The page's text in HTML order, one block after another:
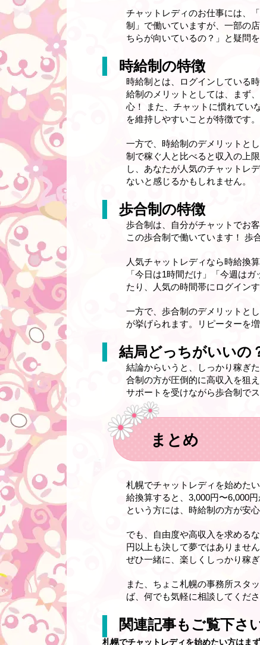
チャットレディのお仕事には、
制」で働いていますが、一部の
ちらが向いているの？」と疑問
時給制の特徴
時給制とは、ログインしている
給制のメリットとしては、まず
心！ また、チャットに慣れてい
を維持しやすいことが特徴です。
一方で、時給制のデメリットと
制で稼ぐ人と比べると収入の上
し、あなたが人気のチャットレ
ないと感じるかもしれません。
歩合制の特徴
歩合制は、自分がチャットでお
この歩合制で働いています！ 歩
人気チャットレディなら時給換
「今日は1時間だけ」「今週は
たり、人気の時間帯にログイン
一方で、歩合制のデメリットと
が挙げられます。リピーターを
結局どっちがいいの
結論からいうと、しっかり稼ぎ
合制の方が圧倒的に高収入を狙
サポートを受けながら歩合制で
まとめ
札幌でチャットレディを始めた
給換算すると、3,000円〜6,000
という方には、時給制の方が安
でも、自由度や高収入を求める
円以上も決して夢ではありませ
ぜひ一緒に、楽しくしっかり稼
また、ちょこ札幌の事務所スタ
ば、何でも気軽に相談してくだ
関連記事もご覧下さ
札幌でチャットレディを始めたい方はま